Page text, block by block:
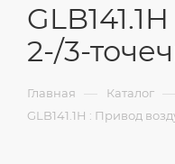
2-/3-
Главная — Каталог —
GLB141.1H : Привод